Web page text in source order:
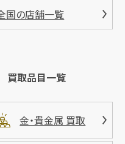
国の店舗一覧
買取品目一覧
金・貴金属 買取